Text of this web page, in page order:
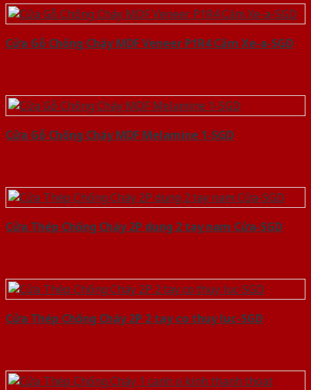
Cửa Gỗ Chống Cháy MDF Veneer P1R4 Căm Xe-a-SGD
Cửa Gỗ Chống Cháy MDF Melamine 1-SGD
Cửa Thép Chống Cháy 2P dung 2 tay nam Cửa-SGD
Cửa Thép Chống Cháy 2P 2 tay co thuy luc-SGD